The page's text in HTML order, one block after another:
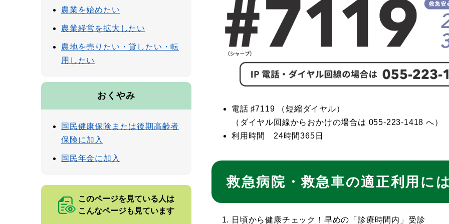
電話 ♯7119 （短縮ダイヤル）
（ダイヤル回線からおかけの場合は 055-223-1418 へ）
利用時間 24時間365日​
救急病院・救急車の適正利用に
日頃から健康チェック！早めの「診療時間内」受診
農業を始めたい
農業経営を拡大したい
農地を売りたい・貸したい・転
用したい
おくやみ
国民健康保険または後期高齢者
保険に加入
国民年金に加入
このページを見ている人は
こんなページも見ています